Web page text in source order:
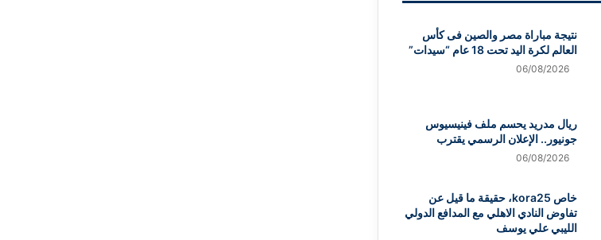
نتيجة مباراة مصر والصين فى كأس
العالم لكرة اليد تحت 18 عام “سيدات”
06/08/2026
ريال مدريد يحسم ملف فينيسيوس
جونيور.. الإعلان الرسمي يقترب
06/08/2026
خاص kora25، حقيقة ما قيل عن
تفاوض النادي الاهلي مع المدافع الدولي
الليبي علي يوسف